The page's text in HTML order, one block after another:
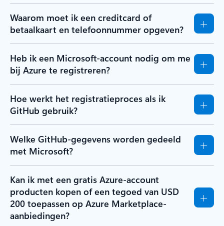
Waarom moet ik een creditcard of
betaalkaart en telefoonnummer opgeven?
Heb ik een Microsoft-account nodig om me
bij Azure te registreren?
Hoe werkt het registratieproces als ik
GitHub gebruik?
Welke GitHub-gegevens worden gedeeld
met Microsoft?
Kan ik met een gratis Azure-account
producten kopen of een tegoed van USD
200 toepassen op Azure Marketplace-
aanbiedingen?